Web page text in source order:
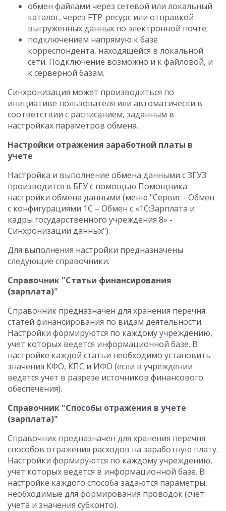
обмен файлами через сетевой или локальный
каталог, через FTP-ресурс или отправкой
выгруженных данных по электронной почте;
подключением напрямую к базе
корреспондента, находящейся в локальной
сети. Подключение возможно и к файловой, и
к серверной базам.
Синхронизация может производиться по
инициативе пользователя или автоматически в
соответствии с расписанием, заданным в
настройках параметров обмена.
Настройки отражения заработной платы в
учете
Настройка и выполнение обмена данными с ЗГУ3
производится в БГУ с помощью Помощника
настройки обмена данными (меню "Сервис - Обмен
с конфигурациями 1С – Обмен с «1С:Зарплата и
кадры государственного учреждения 8» -
Синхронизации данных").
Для выполнения настройки предназначены
следующие справочники.
Справочник "Статьи финансирования
(зарплата)"
Справочник предназначен для хранения перечня
статей финансирования по видам деятельности.
Настройки формируются по каждому учреждению,
учет которых ведется информационной базе. В
настройке каждой статьи необходимо установить
значения КФО, КПС и ИФО (если в учреждении
ведется учет в разрезе источников финансового
обеспечения).
Справочник "Способы отражения в учете
(зарплата)"
Справочник предназначен для хранения перечня
способов отражения расходов на заработную плату.
Настройки формируются по каждому учреждению,
учет которых ведется в информационной базе. В
настройке каждого способа задаются параметры,
необходимые для формирования проводок (счет
учета и значения субконто).